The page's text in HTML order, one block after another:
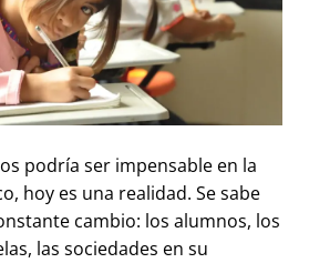
podría ser impensable en la
hoy es una realidad. Se sabe
cambio: los alumnos, los
las sociedades en su